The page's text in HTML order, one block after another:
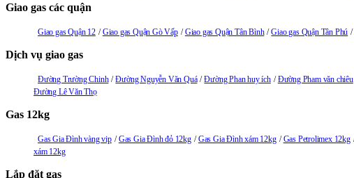
Giao gas các quận
Giao gas Quận 12 Giao gas Quận Gò Vấp Giao gas Quận Tân Bình Giao gas Quận Tân Phú
Dịch vụ giao gas
Đường Trường Chinh Đường Nguyễn Văn Quá Đường Phan huy ích Đường Pham văn chiêu
Đường Lê Văn Thọ
Gas 12kg
Gas Gia Đình vàng vip Gas Gia Đình đỏ 12kg Gas Gia Đình xám 12kg Gas Petrolimex 12kg
xám 12kg
Lắp đặt gas